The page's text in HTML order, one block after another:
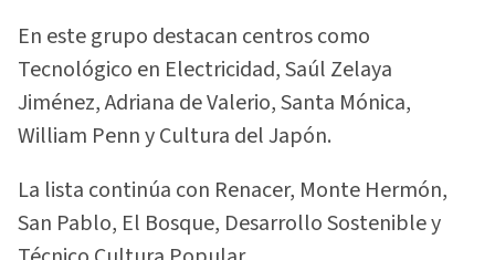
En este grupo destacan centros como
Tecnológico en Electricidad, Saúl Zelaya
Jiménez, Adriana de Valerio, Santa Mónica,
William Penn y Cultura del Japón.
La lista continúa con Renacer, Monte Hermón,
San Pablo, El Bosque, Desarrollo Sostenible y